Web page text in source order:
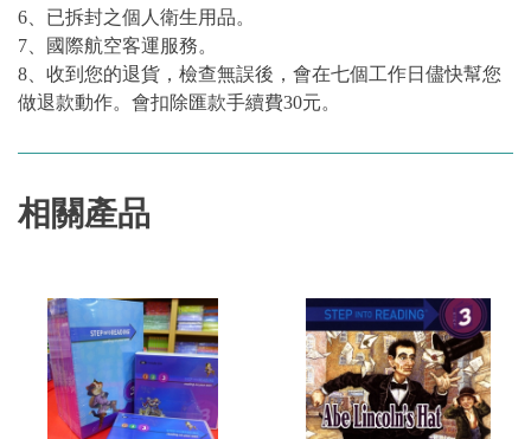
6、已拆封之個人衛生用品。
7、國際航空客運服務。
8、收到您的退貨，檢查無誤後，會在七個工作日儘快幫您
做退款動作。會扣除匯款手續費30元。
相關產品